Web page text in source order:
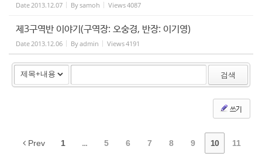
Date2013.12.07 Bysamoh Views4087
제3구역반 이야기(구역장: 오숭경, 반장: 이기영)
Date2013.12.06 Byadmin Views4191
검색
쓰기
Prev 1 ... 5 6 7 8 9 10 11